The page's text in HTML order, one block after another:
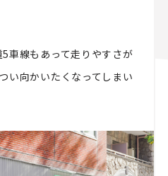
車線もあって走りやすさが
い向かいたくなってしまい